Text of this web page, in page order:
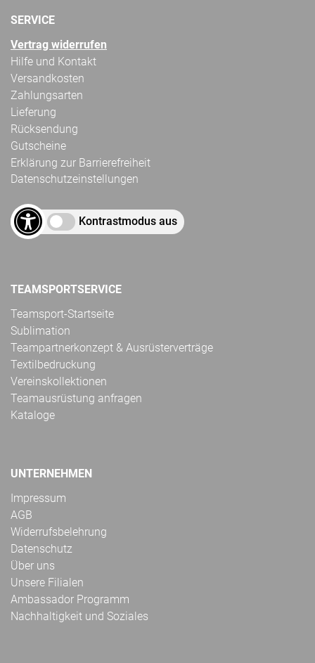
SERVICE
Vertrag widerrufen
Hilfe und Kontakt
Versandkosten
Zahlungsarten
Lieferung
Rücksendung
Gutscheine
Erklärung zur Barrierefreiheit
Datenschutzeinstellungen
Kontrastmodus aus
TEAMSPORTSERVICE
Teamsport-Startseite
Sublimation
Teampartnerkonzept & Ausrüsterverträge
Textilbedruckung
Vereinskollektionen
Teamausrüstung anfragen
Kataloge
UNTERNEHMEN
Impressum
AGB
Widerrufsbelehrung
Datenschutz
Über uns
Unsere Filialen
Ambassador Programm
Nachhaltigkeit und Soziales